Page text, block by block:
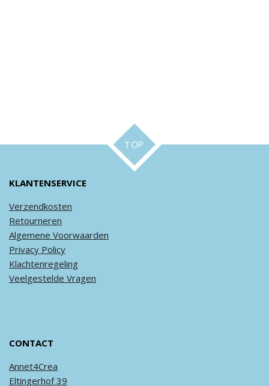
TOP
KLANTENSERVICE
Verzendkosten
Retourneren
Algemene Voorwaarden
Privacy Policy
Klachtenregeling
Veelgestelde Vragen
CONTACT
Annet4Crea
Eltingerhof 39